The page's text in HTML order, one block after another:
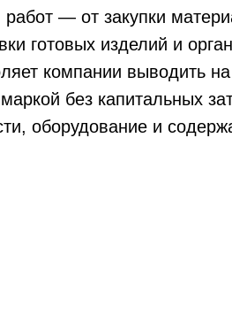
— от закупки
готовых изделий и
компании выводить
без капитальных
оборудование и